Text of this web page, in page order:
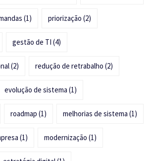
(1) priorização (2)
gestão de TI (4)
(2) redução de retrabalho (2)
evolução de sistema (1)
roadmap (1) melhorias de sistema (1)
(1) modernização (1)